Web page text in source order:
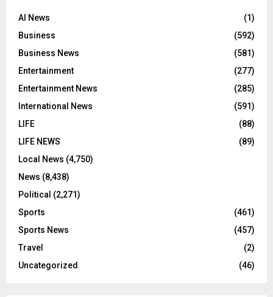
AI News
(1)
Business
(592)
Business News
(581)
Entertainment
(277)
Entertainment News
(285)
International News
(591)
LIFE
(88)
LIFE NEWS
(89)
Local News (4,750)
News (8,438)
Political (2,271)
Sports
(461)
Sports News
(457)
Travel
(2)
Uncategorized
(46)